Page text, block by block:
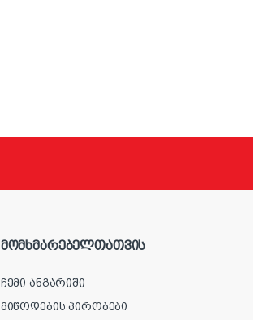
მომხმარებელთათვის
ჩემი ანგარიში
მიწოდების პირობები